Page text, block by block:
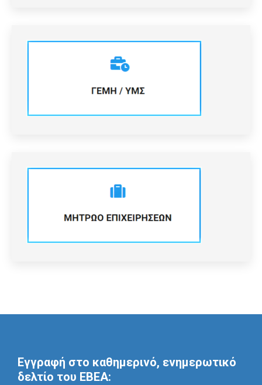
Εγγραφή στο καθημερινό, ενημερωτικό
δελτίο του ΕΒΕΑ: